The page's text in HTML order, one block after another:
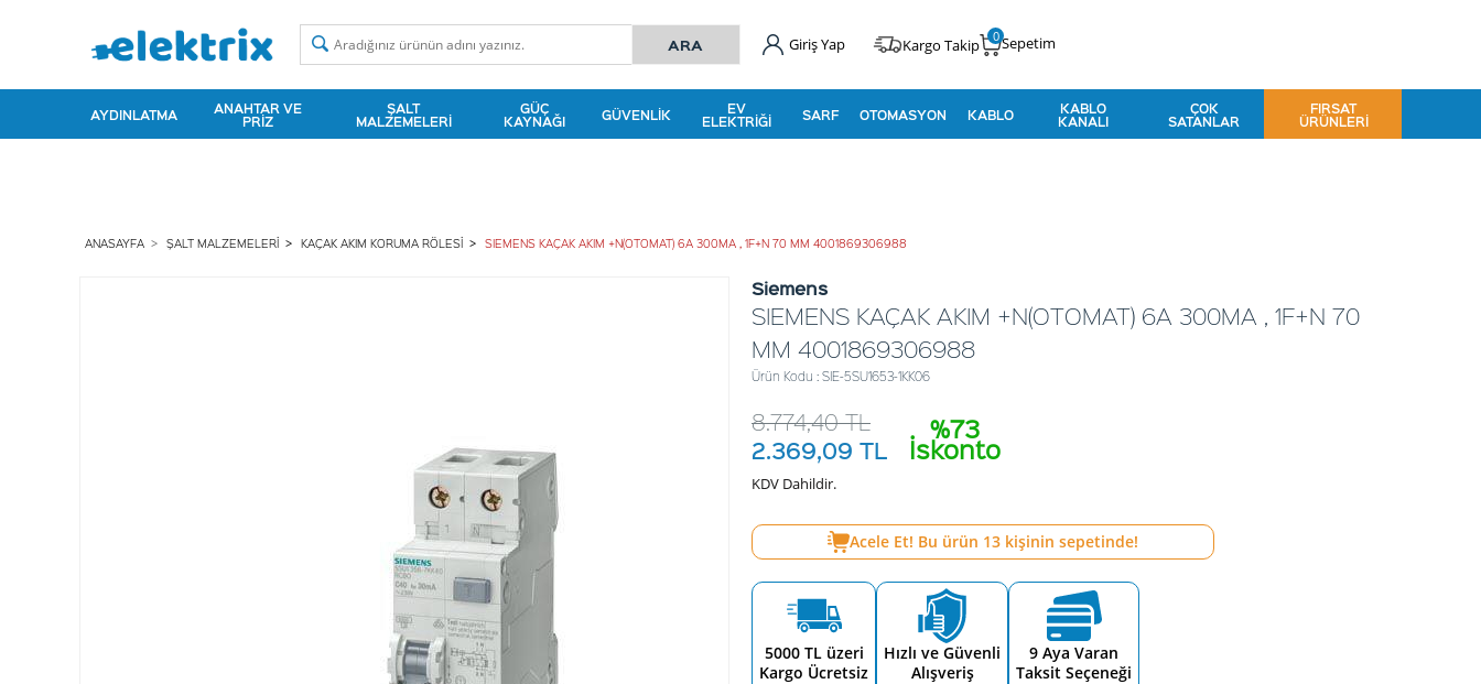
Giriş Yap Kargo Takip Sepetim
0
AYDINLATMA ANAHTAR VE
PRIZ
ŞALT
MALZEMELERI
GÜÇ
KAYNAĞI GÜVENLIK EV
ELEKTRIĞI SARF OTOMASYON KABLO KABLO
KANALI
ÇOK
SATANLAR
FIRSAT
ÜRÜNLERI
ANASAYFA ŞALT MALZEMELERI KAÇAK AKIM KORUMA RÖLESI SIEMENS KAÇAK AKIM +N(OTOMAT) 6A 300MA , 1F+N 70 MM 4001869306988
Siemens
SIEMENS KAÇAK AKIM +N(OTOMAT) 6A 300MA , 1F+N 70
MM 4001869306988
Ürün Kodu : SIE-5SU1653-1KK06
%73
İskonto
8.774,40TL
2.369,09 TL
KDV Dahildir.
Acele Et! Bu ürün 13kişinin sepetinde!
5000 TL üzeri
Kargo Ücretsiz
Hızlı ve Güvenli
Alışveriş
9 Aya Varan
Taksit Seçeneği